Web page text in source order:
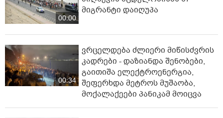
00:00
მიგრანტი დაიღუპა
00:34
ვრცელდება ძლიერი მიწისძვრის
კადრები - დაზიანდა შენობები,
გაითიშა ელექტროენერგია,
შეფერხდა მეტროს მუშაობა,
მოქალაქეები პანიკამ მოიცვა